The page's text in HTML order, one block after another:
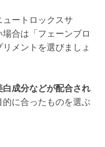
ュートロックスサ
合は「フェーンブロ
メントを選びましょ
成分などが配合され
に合ったものを選ぶ